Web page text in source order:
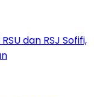
dan RSJ Sofifi,